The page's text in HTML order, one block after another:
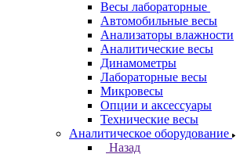
Весы лабораторные
Автомобильные весы
Анализаторы влажности
Аналитические весы
Динамометры
Лабораторные весы
Микровесы
Опции и аксессуары
Технические весы
Аналитическое оборудование
Назад